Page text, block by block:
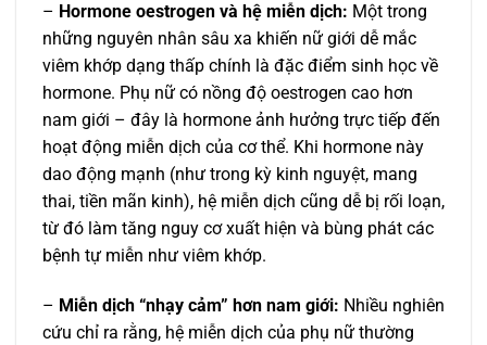
– Hormone oestrogen và hệ miễn dịch: Một trong
những nguyên nhân sâu xa khiến nữ giới dễ mắc
viêm khớp dạng thấp chính là đặc điểm sinh học về
hormone. Phụ nữ có nồng độ oestrogen cao hơn
nam giới – đây là hormone ảnh hưởng trực tiếp đến
hoạt động miễn dịch của cơ thể. Khi hormone này
dao động mạnh (như trong kỳ kinh nguyệt, mang
thai, tiền mãn kinh), hệ miễn dịch cũng dễ bị rối loạn,
từ đó làm tăng nguy cơ xuất hiện và bùng phát các
bệnh tự miễn như viêm khớp.
– Miễn dịch “nhạy cảm” hơn nam giới: Nhiều nghiên
cứu chỉ ra rằng, hệ miễn dịch của phụ nữ thường